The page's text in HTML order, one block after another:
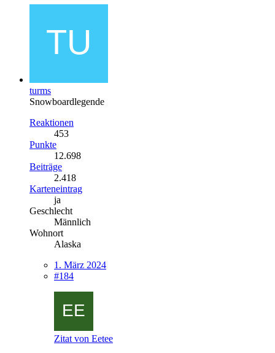
turms
Snowboardlegende
Reaktionen
453
Punkte
12.698
Beiträge
2.418
Karteneintrag
ja
Geschlecht
Männlich
Wohnort
Alaska
1. März 2024
#184
Zitat von Eetee